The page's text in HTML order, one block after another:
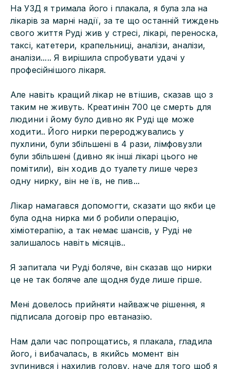
На УЗД я тримала його і плакала, я була зла на
лікарів за марні надії, за те що останній тиждень
свого життя Руді жив у стресі, лікарі, переноска,
таксі, катетери, крапельниці, аналізи, аналізи,
аналізи..... Я вирішила спробувати удачі у
професійнішого лікаря.
Але навіть кращий лікар не втішив, сказав що з
таким не живуть. Креатинін 700 це смерть для
людини і йому було дивно як Руді ще може
ходити.. Його нирки перероджувались у
пухлини, були збільшені в 4 рази, лімфовузли
були збільшені (дивно як інші лікарі цього не
помітили), він ходив до туалету лише через
одну нирку, він не їв, не пив...
Лікар намагався допомогти, сказати що якби це
була одна нирка ми б робили операцію,
хіміотерапію, а так немає шансів, у Руді не
залишалось навіть місяців..
Я запитала чи Руді боляче, він сказав що нирки
це не так боляче але щодня буде лише гірше.
Мені довелось прийняти найважче рішення, я
підписала договір про евтаназію.
Нам дали час попрощатись, я плакала, гладила
його, і вибачалась, в якийсь момент він
зупинився і нахилив голову, наче для того щоб я